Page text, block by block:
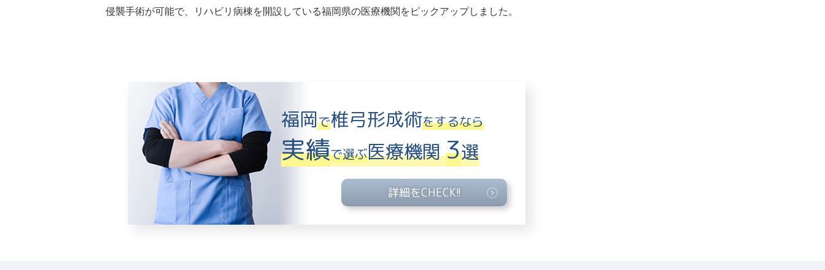
侵襲手術が可能で、リハビリ病棟を開設している福岡県の医療機関をピックアップしました。
福岡で椎⼸形成術をするなら
実績で選ぶ医療機関3選
詳細をCHECK!!